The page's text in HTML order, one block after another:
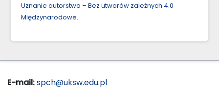
Uznanie autorstwa – Bez utworów zależnych 4.0
Międzynarodowe.
E-mail:spch@uksw.edu.pl